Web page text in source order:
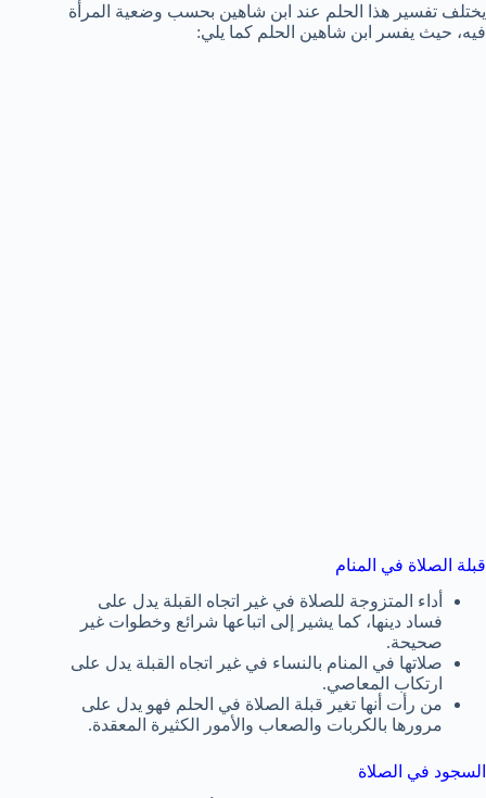
يختلف تفسير هذا الحلم عند ابن شاهين بحسب وضعية المرأة
فيه، حيث يفسر ابن شاهين الحلم كما يلي:
قبلة الصلاة في المنام
أداء المتزوجة للصلاة في غير اتجاه القبلة يدل على
فساد دينها، كما يشير إلى اتباعها شرائع وخطوات غير
صحيحة.
صلاتها في المنام بالنساء في غير اتجاه القبلة يدل على
ارتكاب المعاصي.
من رأت أنها تغير قبلة الصلاة في الحلم فهو يدل على
مرورها بالكربات والصعاب والأمور الكثيرة المعقدة.
السجود في الصلاة